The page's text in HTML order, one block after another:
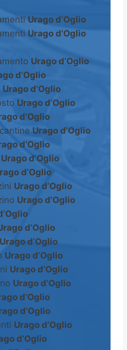
Urago d’Oglio
Urago d’Oglio
Urago d’Oglio
d’Oglio
Urago d’Oglio
Urago d’Oglio
d’Oglio
Urago d’Oglio
d’Oglio
Urago d’Oglio
d’Oglio
Urago d’Oglio
Urago d’Oglio
d’Oglio
Urago d’Oglio
Urago d’Oglio
Urago d’Oglio
Urago d’Oglio
d’Oglio
d’Oglio
Urago d’Oglio
d’Oglio